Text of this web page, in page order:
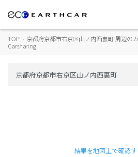
TOP › 京都府京都市右京区山ノ内西裏町 周辺の
Carsharing
結果を地図上で確認す